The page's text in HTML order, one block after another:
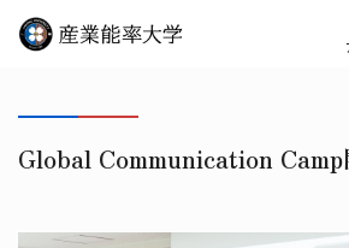
Global Communication Camp